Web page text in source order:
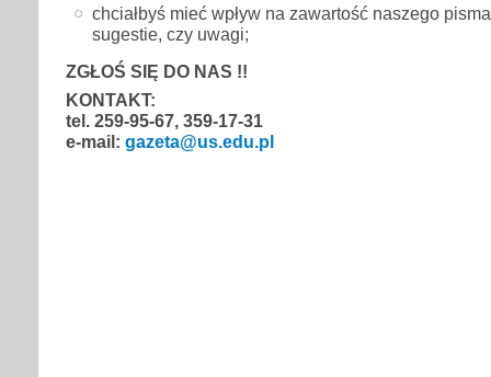
chciałbyś mieć wpływ na zawartość naszego
sugestie, czy uwagi;
ZGŁOŚ SIĘ DO NAS !!
KONTAKT:
tel. 259-95-67, 359-17-31
e-mail: gazeta@us.edu.pl